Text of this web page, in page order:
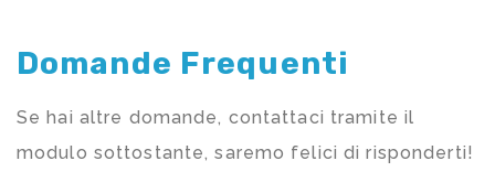
Domande Frequenti
Se hai altre domande, contattaci tramite il
modulo sottostante, saremo felici di risponderti!